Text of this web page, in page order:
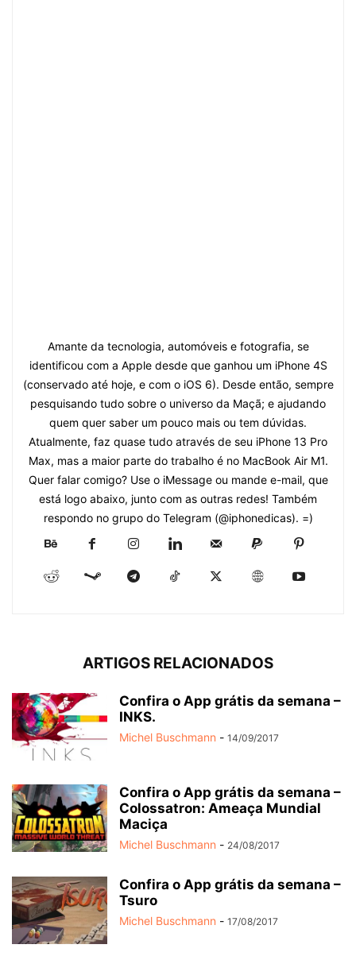
Amante da tecnologia, automóveis e fotografia, se
identificou com a Apple desde que ganhou um iPhone 4S
(conservado até hoje, e com o iOS 6). Desde então, sempre
pesquisando tudo sobre o universo da Maçã; e ajudando
quem quer saber um pouco mais ou tem dúvidas.
Atualmente, faz quase tudo através de seu iPhone 13 Pro
Max, mas a maior parte do trabalho é no MacBook Air M1.
Quer falar comigo? Use o iMessage ou mande e-mail, que
está logo abaixo, junto com as outras redes! Também
respondo no grupo do Telegram (@iphonedicas). =)
ARTIGOS RELACIONADOS
Confira o App grátis da semana –
INKS.
Michel Buschmann - 14/09/2017
Confira o App grátis da semana –
Colossatron: Ameaça Mundial
Maciça
Michel Buschmann - 24/08/2017
Confira o App grátis da semana –
Tsuro
Michel Buschmann - 17/08/2017